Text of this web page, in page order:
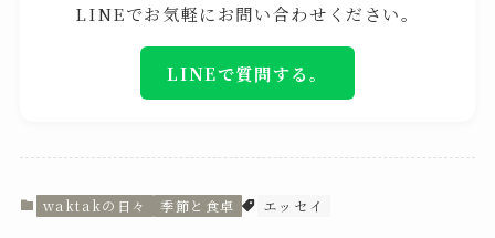
LINEでお気軽にお問い合わせください。
LINEで質問する。
waktakの日々 季節と食卓 エッセイ